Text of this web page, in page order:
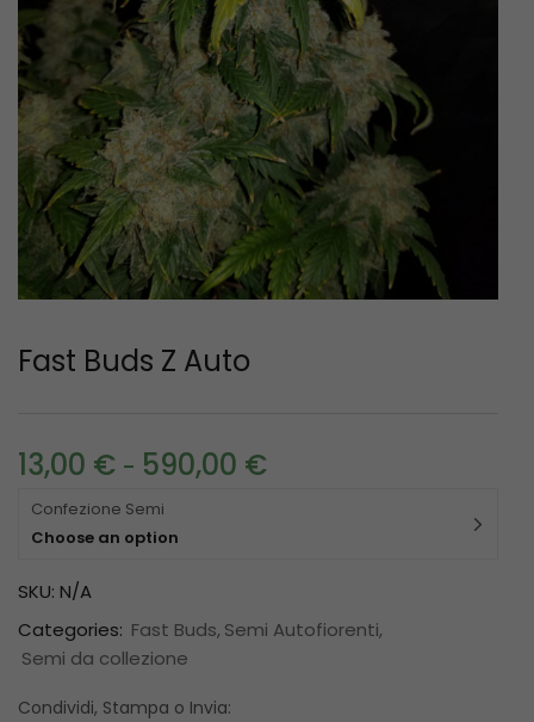
Fast Buds Z Auto
13,00 € - 590,00 €
Confezione Semi
Choose an option
SKU: N/A
Categories: Fast Buds Semi Autofiorenti
Semi da collezione
Condividi, Stampa o Invia: